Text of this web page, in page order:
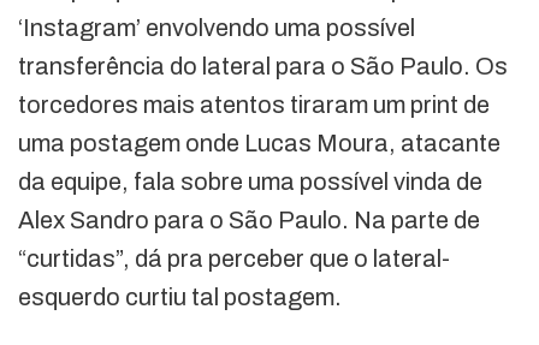
‘Instagram’ envolvendo uma possível
transferência do lateral para o São Paulo. Os
torcedores mais atentos tiraram um print de
uma postagem onde Lucas Moura, atacante
da equipe, fala sobre uma possível vinda de
Alex Sandro para o São Paulo. Na parte de
“curtidas”, dá pra perceber que o lateral-
esquerdo curtiu tal postagem.